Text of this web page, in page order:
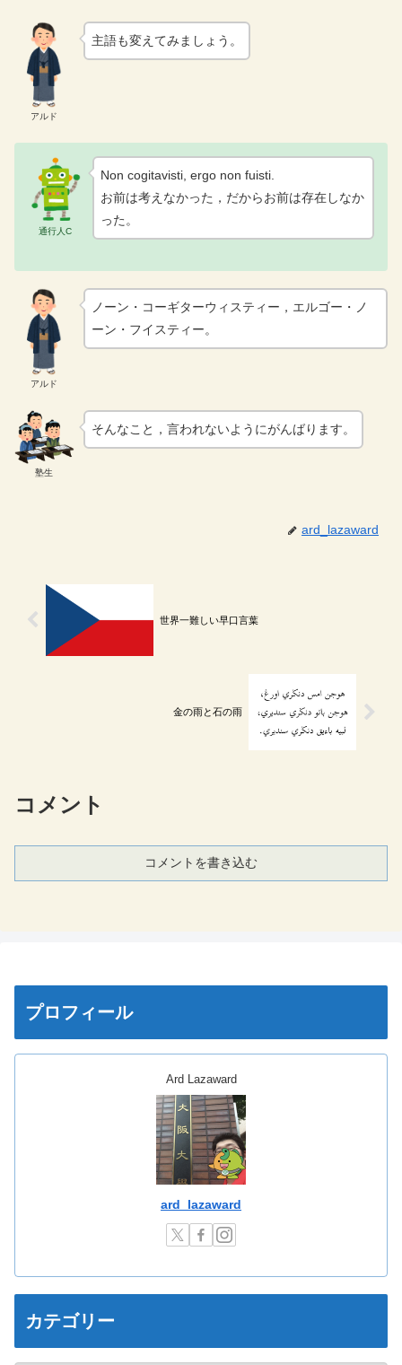
アルド
主語も変えてみましょう。
通行人C
Non cogitavisti, ergo non fuisti.
お前は考えなかった，だからお前は存在しなか
った。
アルド
ノーン・コーギターウィスティー，エルゴー・ノ
ーン・フイスティー。
塾生
そんなこと，言われないようにがんばります。
ard_lazaward
世界一難しい早口言葉
金の雨と石の雨
コメント
コメントを書き込む
プロフィール
Ard Lazaward
ard_lazaward
カテゴリー